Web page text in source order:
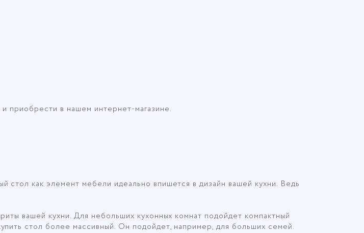
приобрести в нашем интернет-магазине.
как элемент мебели идеально впишется в дизайн вашей кухни. Ведь
вашей кухни. Для небольших кухонных комнат подойдет компактный
стол более массивный. Он подойдет, например, для больших семей.